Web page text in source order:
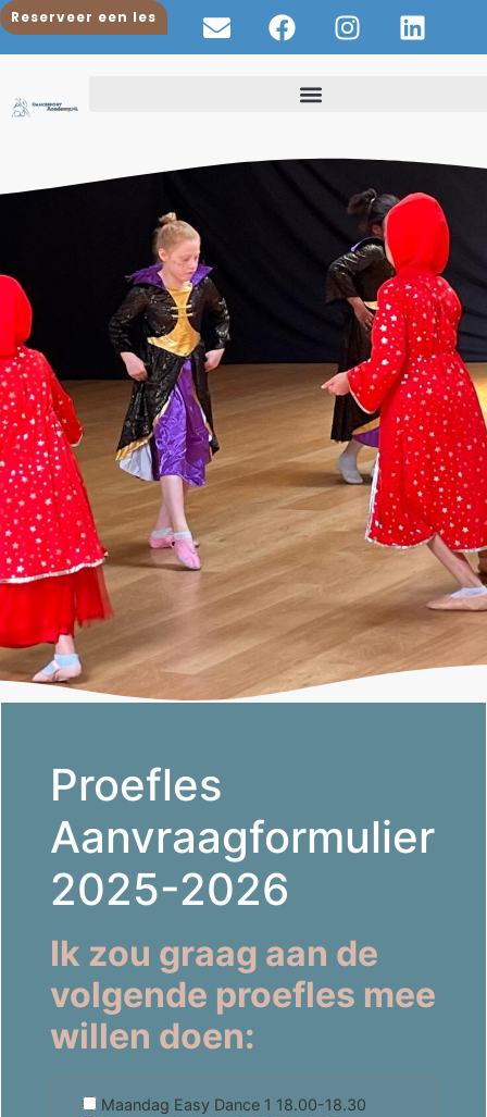
Reserveer een les
Proefles
Aanvraagformulier
2025-2026
Ik zou graag aan de
volgende proefles mee
willen doen:
Maandag Easy Dance 1 18.00-18.30